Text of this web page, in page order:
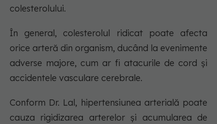
colesterolului.
În general, colesterolul ridicat poate afecta
orice arteră din organism, ducând la evenimente
adverse majore, cum ar fi atacurile de cord și
accidentele vasculare cerebrale.
Conform Dr. Lal, hipertensiunea arterială poate
cauza rigidizarea arterelor și acumularea de